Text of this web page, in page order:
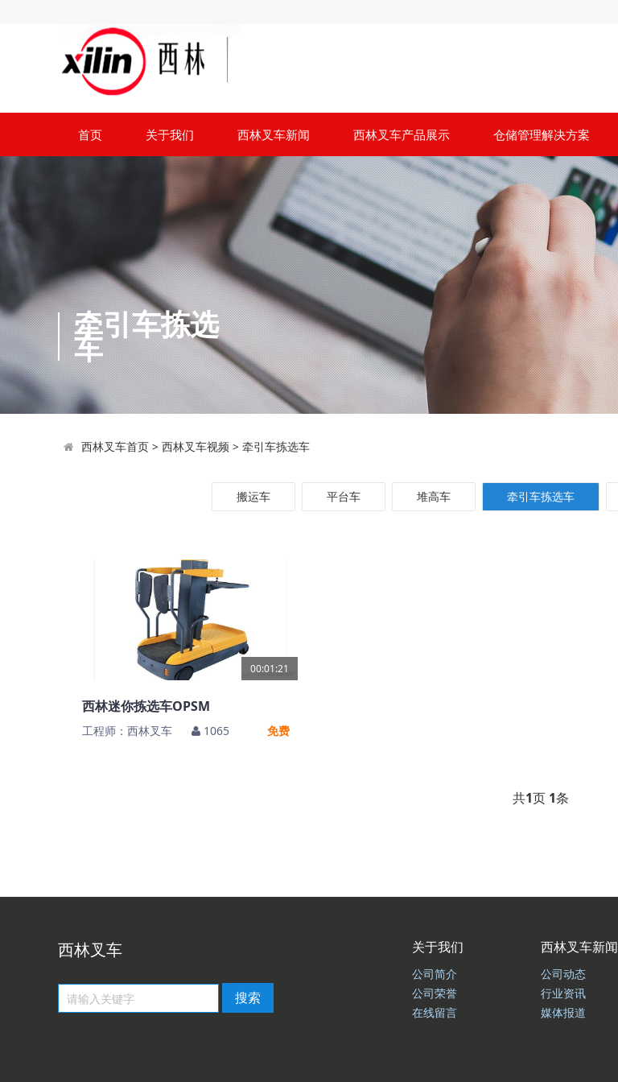
首页 关于我们 西林叉车新闻 西林叉车产品展示 仓储管理解决方案
牵引车拣选
车
西林叉车首页> 西林叉车视频> 牵引车拣选车
搬运车 平台车 堆高车 牵引车拣选车
00:01:21
西林迷你拣选车OPSM
工程师： 西林叉车 1065 免费
共1页 1条
西林叉车 关于我们
公司简介
公司荣誉
在线留言
西林叉车新闻
公司动态
行业资讯
媒体报道